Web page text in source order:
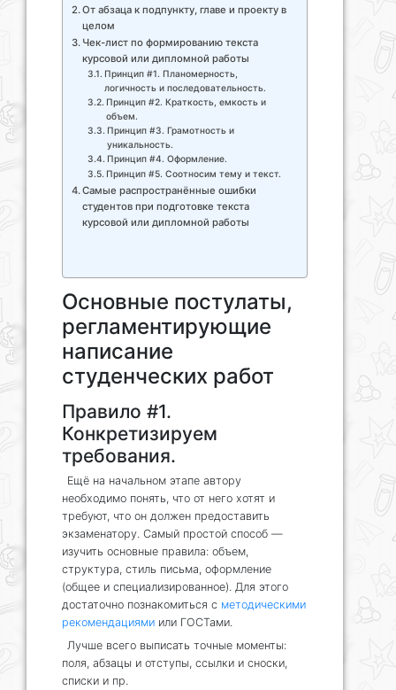
От абзаца к подпункту, главе и проекту в
целом
Чек-лист по формированию текста
курсовой или дипломной работы
Принцип #1. Планомерность,
логичность и последовательность.
Принцип #2. Краткость, емкость и
объем.
Принцип #3. Грамотность и
уникальность.
Принцип #4. Оформление.
Принцип #5. Соотносим тему и текст.
Самые распространённые ошибки
студентов при подготовке текста
курсовой или дипломной работы
Основные постулаты,
регламентирующие
написание
студенческих работ
Правило #1.
Конкретизируем
требования.
Ещё на начальном этапе автору
необходимо понять, что от него хотят и
требуют, что он должен предоставить
экзаменатору. Самый простой способ —
изучить основные правила: объем,
структура, стиль письма, оформление
(общее и специализированное). Для этого
достаточно познакомиться с методическими
рекомендациями или ГОСТами.
Лучше всего выписать точные моменты:
поля, абзацы и отступы, ссылки и сноски,
списки и пр.